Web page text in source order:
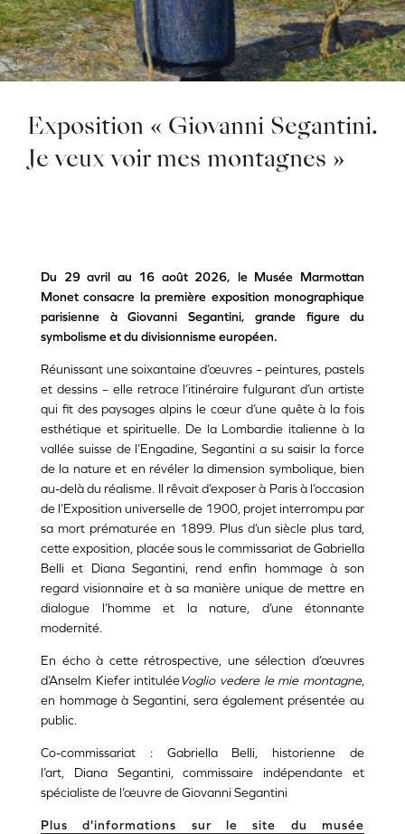
Exposition « Giovanni Segantini.
Je veux voir mes montagnes »
Du 29 avril au 16 août 2026, le Musée Marmottan
Monet consacre la première exposition monographique
parisienne à Giovanni Segantini, grande figure du
symbolisme et du divisionnisme européen.
Réunissant une soixantaine d’œuvres – peintures, pastels
et dessins – elle retrace l’itinéraire fulgurant d’un artiste
qui fit des paysages alpins le cœur d’une quête à la fois
esthétique et spirituelle. De la Lombardie italienne à la
vallée suisse de l’Engadine, Segantini a su saisir la force
de la nature et en révéler la dimension symbolique, bien
au-delà du réalisme. Il rêvait d’exposer à Paris à l’occasion
de l’Exposition universelle de 1900, projet interrompu par
sa mort prématurée en 1899. Plus d’un siècle plus tard,
cette exposition, placée sous le commissariat de Gabriella
Belli et Diana Segantini, rend enfin hommage à son
regard visionnaire et à sa manière unique de mettre en
dialogue l’homme et la nature, d’une étonnante
modernité.
En écho à cette rétrospective, une sélection d’œuvres
d’Anselm Kiefer intituléeVoglio vedere le mie montagne,
en hommage à Segantini, sera également présentée au
public.
Co-commissariat : Gabriella Belli, historienne de
l’art, Diana Segantini, commissaire indépendante et
spécialiste de l’œuvre de Giovanni Segantini
Plus d'informations sur le site du musée